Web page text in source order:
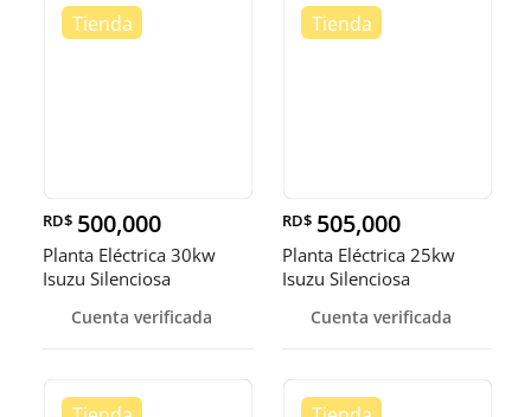
RD$ 500,000
Planta Eléctrica 30kw
Isuzu Silenciosa
Cuenta verificada
RD$ 505,000
Planta Eléctrica 25kw
Isuzu Silenciosa
Cuenta verificada